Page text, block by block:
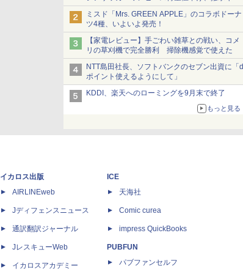
ショーツは1990円に
ミスド「Mrs. GREEN APPLE」のコラボドーナ
ツ4種、いよいよ発売！
【家電レビュー】手ごわい雑草との戦い、コメ
リの草刈機で完全勝利 掃除機感覚で使えた
NTT島田社長、ソフトバンクのセブン出資に「d
ポイント使えるようにして」
KDDI、楽天へのローミングを9月末で終了
もっと見る
イカロス出版
AIRLINEweb
Jディフェンスニュース
通訳翻訳ジャーナル
JレスキューWeb
イカロスアカデミー
ICE
天海社
Comic curea
impress QuickBooks
PUBFUN
パブファンセルフ